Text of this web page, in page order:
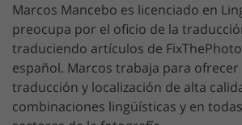
Marcos Mancebo es licenciado en
preocupa por el oficio de la
traduciendo artículos de
español. Marcos trabaja para ofrecer
traducción y localización de alta
combinaciones lingüísticas y en